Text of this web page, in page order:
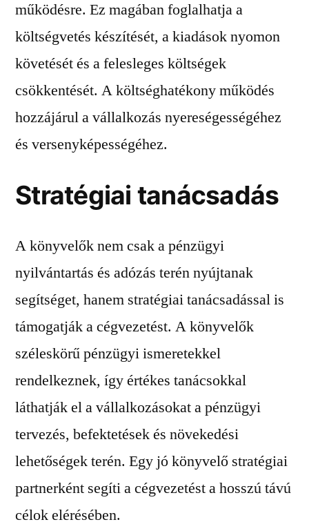
működésre. Ez magában foglalhatja a
költségvetés készítését, a kiadások nyomon
követését és a felesleges költségek
csökkentését. A költséghatékony működés
hozzájárul a vállalkozás nyereségességéhez
és versenyképességéhez.
Stratégiai tanácsadás
A könyvelők nem csak a pénzügyi
nyilvántartás és adózás terén nyújtanak
segítséget, hanem stratégiai tanácsadással is
támogatják a cégvezetést. A könyvelők
széleskörű pénzügyi ismeretekkel
rendelkeznek, így értékes tanácsokkal
láthatják el a vállalkozásokat a pénzügyi
tervezés, befektetések és növekedési
lehetőségek terén. Egy jó könyvelő stratégiai
partnerként segíti a cégvezetést a hosszú távú
célok elérésében.